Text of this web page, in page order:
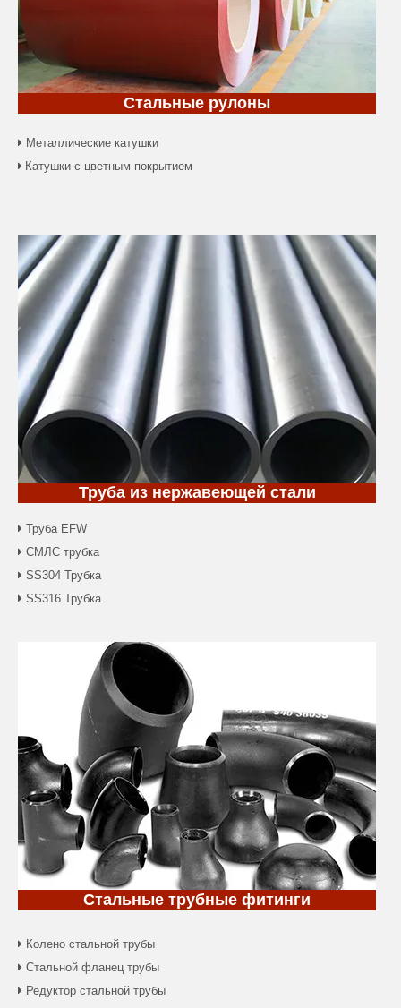
Стальные рулоны
 Металлические катушки
 Катушки с цветным покрытием
Труба из нержавеющей стали
 Труба EFW
 СМЛС трубка
 SS304 Трубка
 SS316 Трубка
Стальные трубные фитинги
 Колено стальной трубы
 Стальной фланец трубы
 Редуктор стальной трубы